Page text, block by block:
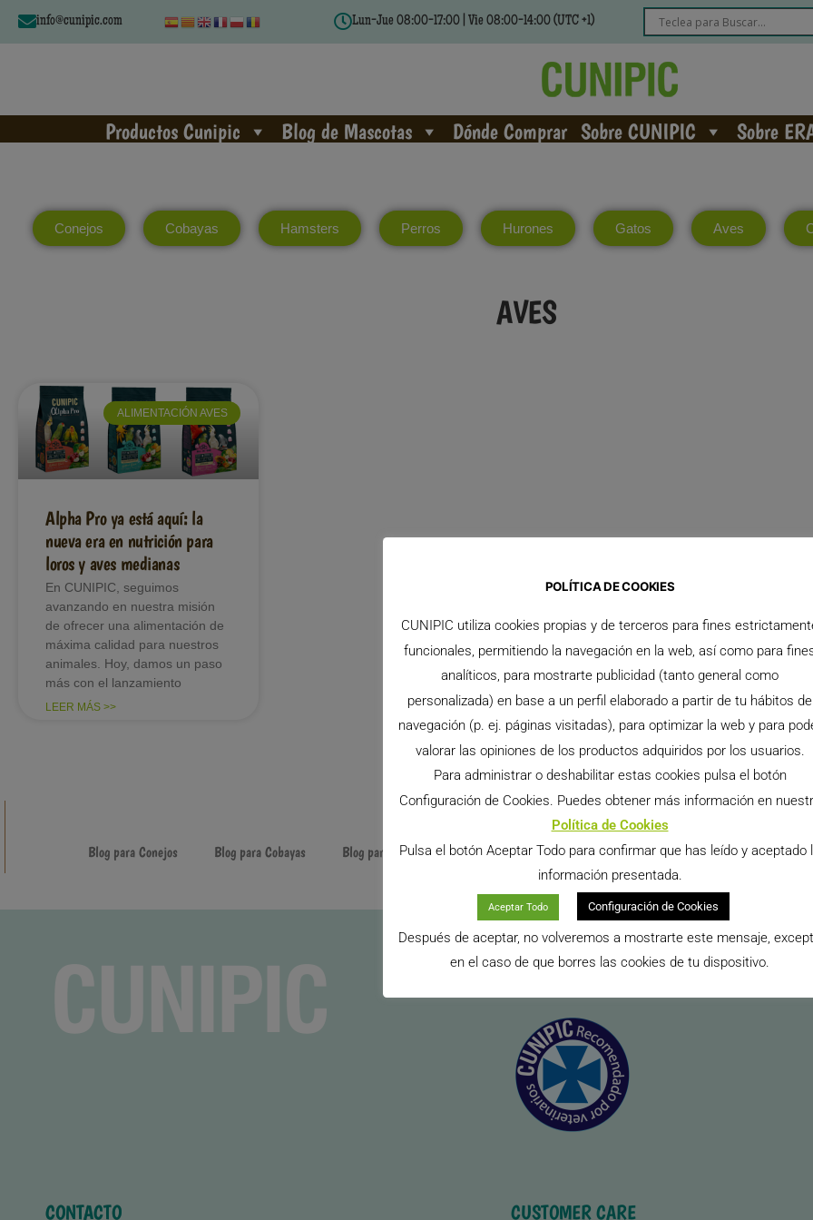
info@cunipic.com Lun-Jue 08:00-17:00 | Vie 08:00-14:00 (UTC +1)
Productos Cunipic Blog de Mascotas Dónde Comprar Sobre CUNIPIC Sobre
Conejos Cobayas Hamsters Perros Hurones Gatos Aves
AVES
ALIMENTACIÓN AVES
Alpha Pro ya está aquí: la
nueva era en nutrición para
loros y aves medianas
En CUNIPIC, seguimos
avanzando en nuestra misión
de ofrecer una alimentación de
máxima calidad para nuestros
animales. Hoy, damos un paso
más con el lanzamiento
LEER MÁS >>
CATEGORÍAS
Blog para Conejos Blog para Cobayas Blog para Hamsters Blog para Perros Blog para Hurones Blog para Gatos
CONTACTO CUSTOMER CARE
POLÍTICA DE COOKIES
CUNIPIC utiliza cookies propias y de terceros para fines
funcionales, permitiendo la navegación en la web, así como para
analíticos, para mostrarte publicidad (tanto general como
personalizada) en base a un perfil elaborado a partir de tu hábitos de
navegación (p. ej. páginas visitadas), para optimizar la web y para
valorar las opiniones de los productos adquiridos por los usuarios.
Para administrar o deshabilitar estas cookies pulsa el botón
Configuración de Cookies. Puedes obtener más información en
Política de Cookies
Pulsa el botón Aceptar Todo para confirmar que has leído y aceptado
información presentada.
Aceptar Todo Configuración de Cookies
Después de aceptar, no volveremos a mostrarte este mensaje,
en el caso de que borres las cookies de tu dispositivo.